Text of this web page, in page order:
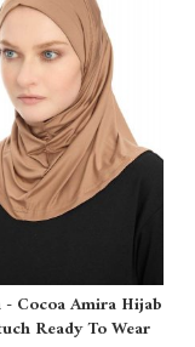
- Cocoa Amira Hijab
Ready To Wear